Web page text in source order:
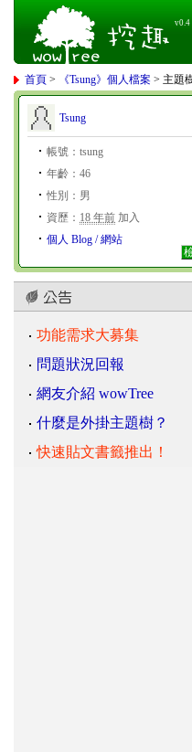
v0.4
首頁 > 《Tsung》個人檔案 > 主題
Tsung
帳號：tsung
年齡：46
性別：男
資歷： 18 年前 加入
個人 Blog / 網站
功能需求大募集
問題狀況回報
網友介紹 wowTree
什麼是外掛主題樹？
快速貼文書籤推出！